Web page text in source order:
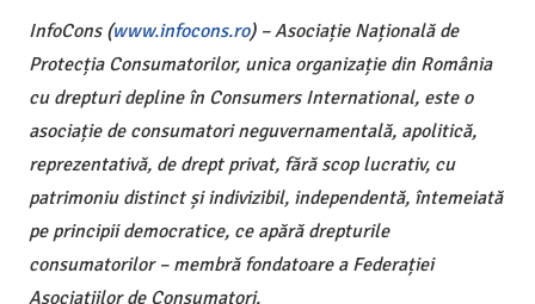
InfoCons (www.infocons.ro) – Asociație Națională de
Protecția Consumatorilor, unica organizație din România
cu drepturi depline în Consumers International, este o
asociație de consumatori neguvernamentală, apolitică,
reprezentativă, de drept privat, fără scop lucrativ, cu
patrimoniu distinct și indivizibil, independentă, întemeiată
pe principii democratice, ce apără drepturile
consumatorilor – membră fondatoare a Federației
Asociațiilor de Consumatori.